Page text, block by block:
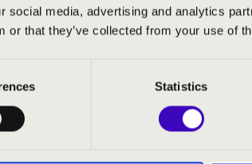
social media, advertising and analytics
or that they’ve collected from your use of
Statistics